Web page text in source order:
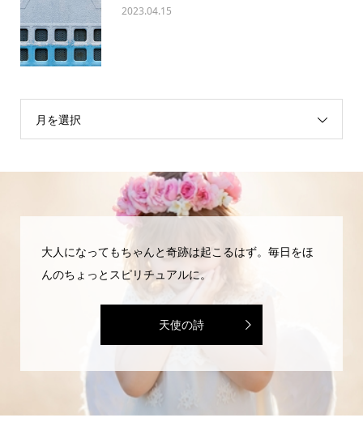
2023.04.15
月を選択
大人になってもちゃんと奇跡は起こるはず。毎日をほ
んのちょっとスピリチュアルに。
天使の詩